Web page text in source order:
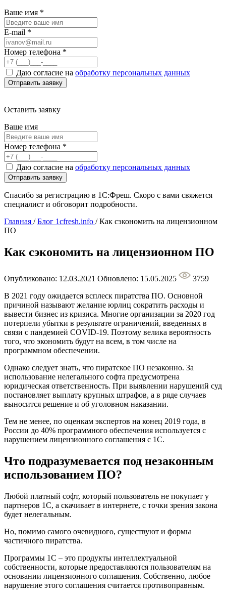
Ваше имя *
E-mail *
Номер телефона *
Даю согласие на обработку персональных данных
Оставить заявку
Ваше имя
Номер телефона *
Даю согласие на обработку персональных данных
Спасибо за регистрацию в 1С:Фреш. Скоро с вами свяжется
специалист и обговорит подробности.
Главная /Блог 1cfresh.info /Как сэкономить на лицензионном
ПО
Как сэкономить на лицензионном ПО
Опубликовано: 12.03.2021 Обновлено: 15.05.2025
3759
В 2021 году ожидается всплеск пиратства ПО. Основной
причиной называют желание юрлиц сократить расходы и
вывести бизнес из кризиса. Многие организации за 2020 год
потерпели убытки в результате ограничений, введенных в
связи с пандемией COVID-19. Поэтому велика вероятность
того, что экономить будут на всем, в том числе на
программном обеспечении.
Однако следует знать, что пиратское ПО незаконно. За
использование нелегального софта предусмотрена
юридическая ответственность. При выявлении нарушений суд
постановляет выплату крупных штрафов, а в ряде случаев
выносится решение и об уголовном наказании.
Тем не менее, по оценкам экспертов на конец 2019 года, в
России до 40% программного обеспечения используется с
нарушением лицензионного соглашения с 1С.
Что подразумевается под незаконным
использованием ПО?
Любой платный софт, который пользователь не покупает у
партнеров 1С, а скачивает в интернете, с точки зрения закона
будет нелегальным.
Но, помимо самого очевидного, существуют и формы
частичного пиратства.
Программы 1С – это продукты интеллектуальной
собственности, которые предоставляются пользователям на
основании лицензионного соглашения. Собственно, любое
нарушение этого соглашения считается противоправным.